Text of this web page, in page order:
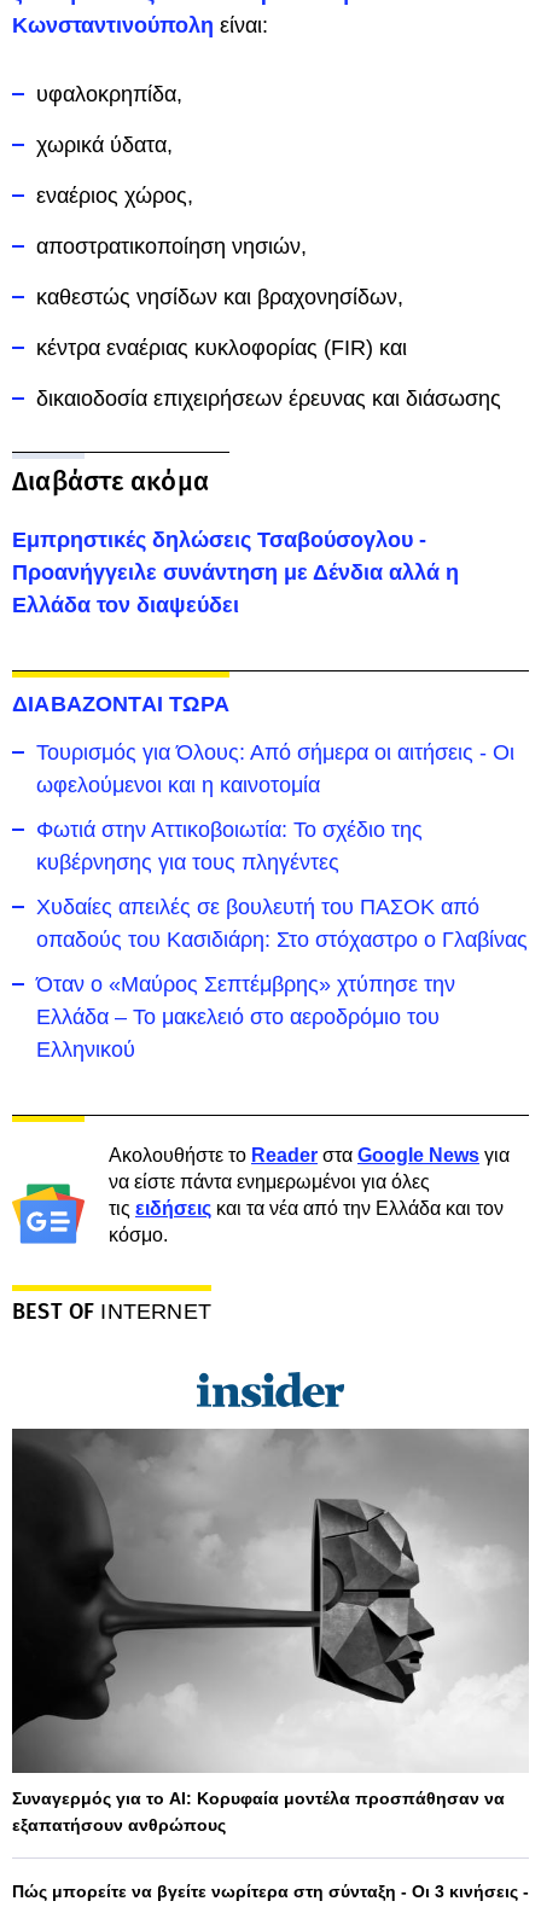
Κωνσταντινούπολη είναι:
υφαλοκρηπίδα,
χωρικά ύδατα,
εναέριος χώρος,
αποστρατικοποίηση νησιών,
καθεστώς νησίδων και βραχονησίδων,
κέντρα εναέριας κυκλοφορίας (FIR) και
δικαιοδοσία επιχειρήσεων έρευνας και διάσωσης
Διαβάστε ακόμα
Εμπρηστικές δηλώσεις Τσαβούσογλου -
Προανήγγειλε συνάντηση με Δένδια αλλά η
Ελλάδα τον διαψεύδει
ΔΙΑΒΑΖΟΝΤΑΙ ΤΩΡΑ
Τουρισμός για Όλους: Από σήμερα οι αιτήσεις - Οι
ωφελούμενοι και η καινοτομία
Φωτιά στην Αττικοβοιωτία: Το σχέδιο της
κυβέρνησης για τους πληγέντες
Χυδαίες απειλές σε βουλευτή του ΠΑΣΟΚ από
οπαδούς του Κασιδιάρη: Στο στόχαστρο ο Γλαβίνας
Όταν ο «Μαύρος Σεπτέμβρης» χτύπησε την
Ελλάδα – Το μακελειό στο αεροδρόμιο του
Ελληνικού
Ακολουθήστε το Reader στα Google News για
να είστε πάντα ενημερωμένοι για όλες
τις ειδήσεις και τα νέα από την Ελλάδα και τον
κόσμο.
BEST OF INTERNET
Συναγερμός για το AI: Κορυφαία μοντέλα προσπάθησαν να
εξαπατήσουν ανθρώπους
Πώς μπορείτε να βγείτε νωρίτερα στη σύνταξη - Οι 3 κινήσεις -